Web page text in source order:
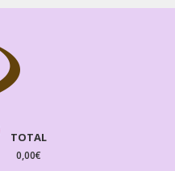
TOTAL
0,00€